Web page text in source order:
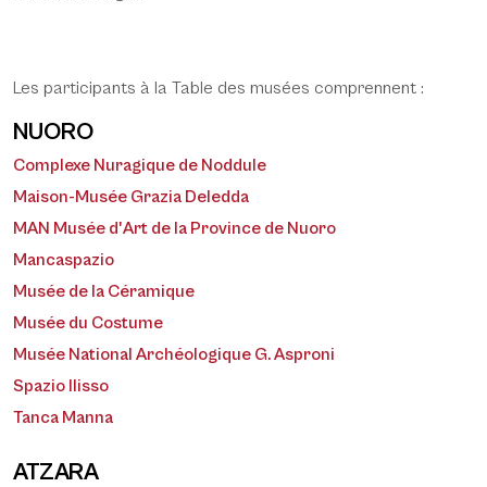
Les participants à la Table des musées comprennent :
NUORO
Complexe Nuragique de Noddule
Maison-Musée Grazia Deledda
MAN Musée d'Art de la Province de Nuoro
Mancaspazio
Musée de la Céramique
Musée du Costume
Musée National Archéologique G. Asproni
Spazio Ilisso
Tanca Manna
ATZARA